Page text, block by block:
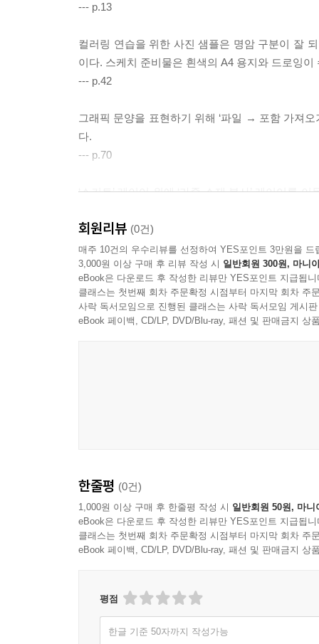
--- p.13
컬러링 연습을 위한 사진 샘플은 명암 구분이 잘
이다. 스케치 준비물은 흰색의 A4 용지와 드로잉
--- p.42
그래픽 문양을 표현하기 위해 ‘파일 → 포함 가져오
다.
--- p.70
‘스커트’ 레이어 위에 ‘가죽 소재 복사’ 레이어를
--- p.141
회원리뷰 (0건)
매주 10건의 우수리뷰를 선정하여 YES포인트 3만원을 드
3,000원 이상 구매 후 리뷰 작성 시 일반회원 300원, 마니
eBook은 다운로드 후 작성한 리뷰만 YES포인트 지급됩니
클래스는 첫번째 회차 주문확정 시점부터 마지막 회차 주
사락 독서모임으로 진행된 클래스는 사락 독서모임 게시
eBook 페이백, CD/LP, DVD/Blu-ray, 패션 및 판매금지 상
한줄평 (0건)
1,000원 이상 구매 후 한줄평 작성 시 일반회원 50원, 마니
eBook은 다운로드 후 작성한 리뷰만 YES포인트 지급됩니
클래스는 첫번째 회차 주문확정 시점부터 마지막 회차 주
eBook 페이백, CD/LP, DVD/Blu-ray, 패션 및 판매금지 상
평점
한글 기준 50자까지 작성가능